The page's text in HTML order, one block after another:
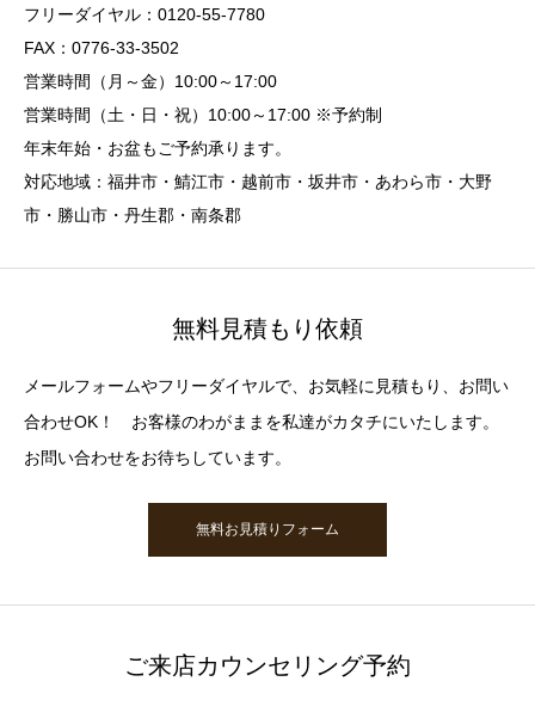
フリーダイヤル：0120-55-7780
FAX：0776-33-3502
営業時間（月～金）10:00～17:00
営業時間（土・日・祝）10:00～17:00 ※予約制
年末年始・お盆もご予約承ります。
対応地域：福井市・鯖江市・越前市・坂井市・あわら市・大野
市・勝山市・丹生郡・南条郡
無料見積もり依頼
メールフォームやフリーダイヤルで、お気軽に見積もり、お問い
合わせOK！ お客様のわがままを私達がカタチにいたします。
お問い合わせをお待ちしています。
無料お見積りフォーム
ご来店カウンセリング予約